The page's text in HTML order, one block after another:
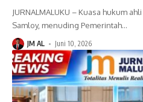
JURNALMALUKU – Kuasa hukum
Samloy, menuding Pemerintah…
JM AL Juni 10, 2026